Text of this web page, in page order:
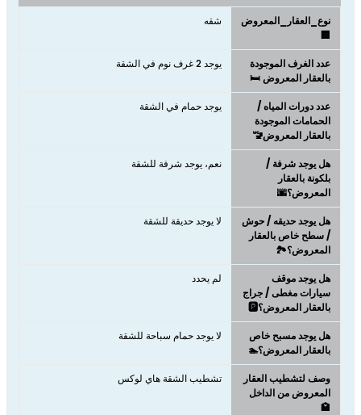
نوع_العقار_المعروض
🏢
شقه
عدد الغرف الموجودة
بالعقار المعروض 🛏️
يوجد 2 غرف نوم في الشقة
عدد دورات المياه /
الحمامات الموجودة
بالعقار المعروض🚾
يوجد حمام في الشقة
هل يوجد شرفة /
بلكونة بالعقار
المعروض؟🌆
نعم، يوجد شرفة للشقة
هل يوجد حديقه / حوش
/ سطح خاص بالعقار
المعروض؟🏞️
لا يوجد حديقة للشقة
هل يوجد موقف
سيارات مغطى / جراج
بالعقار المعروض؟🅿️
لم يحدد
هل يوجد مسبح خاص
بالعقار المعروض؟🏊
لا يوجد حمام سباحة للشقة
وصف لتشطيب العقار
المعروض من الداخل
🏩
تشطيب الشقة هاي لوكس